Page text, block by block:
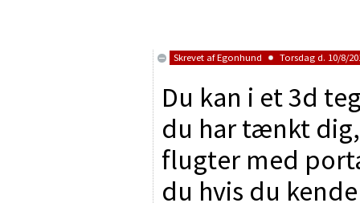
Skrevet afEgonhund Torsdag d. 10/8/
Du kan i et 3d
du har tænkt
flugter med
du hvis du